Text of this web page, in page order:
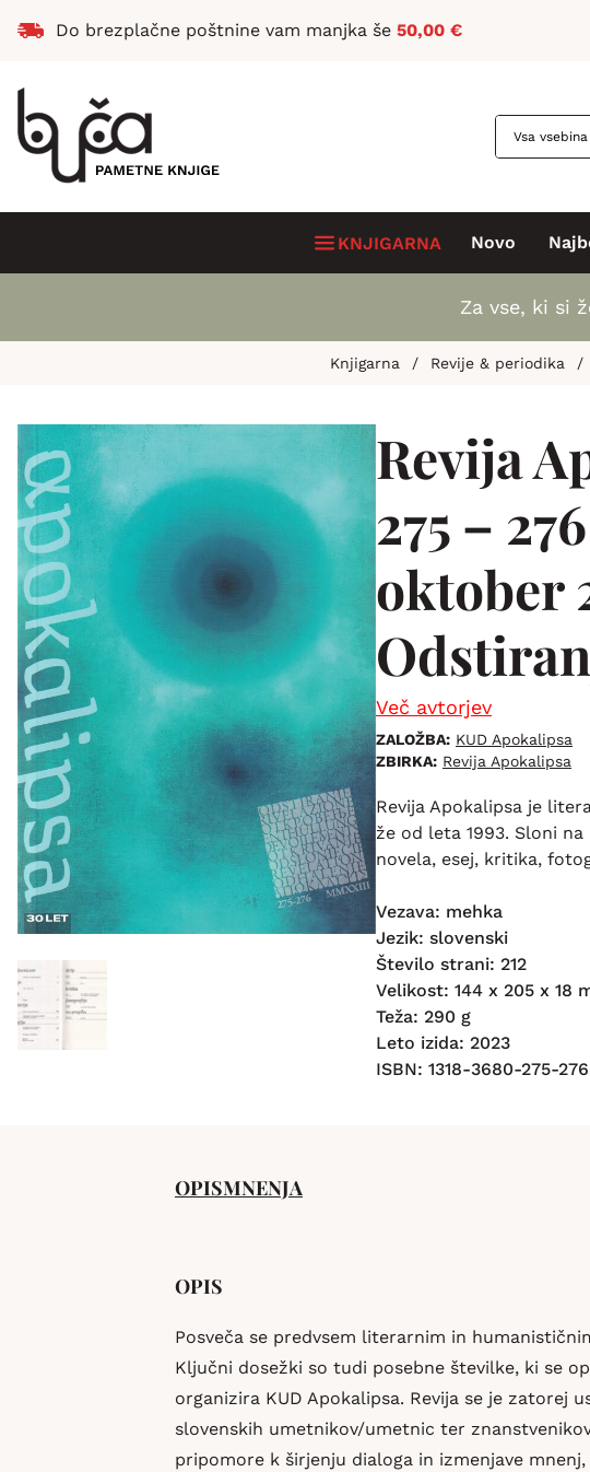
Do brezplačne poštnine vam manjka še 50,00 €
Vsa vsebina
KNJIGARNA Novo
Za vse, ki si
Knjigarna / Revije & periodika /
Revija
275 –
oktober
Več avtorjev
ZALOŽBA: KUD Apokalipsa
ZBIRKA: Revija Apokalipsa
Revija Apokalipsa je
že od leta 1993. Sloni
novela, esej, kritika,
Vezava: mehka
Jezik: slovenski
Število strani: 212
Velikost: 144 x 205 x 18
Teža: 290 g
Leto izida: 2023
ISBN: 1318-3680-275-276
OPISMNENJA
OPIS
Posveča se predvsem literarnim in
Ključni dosežki so tudi posebne številke, ki se
organizira KUD Apokalipsa. Revija se je
slovenskih umetnikov/umetnic ter
pripomore k širjenju dialoga in izmenjave